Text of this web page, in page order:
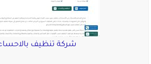
شركة تنظيف بالاحساء